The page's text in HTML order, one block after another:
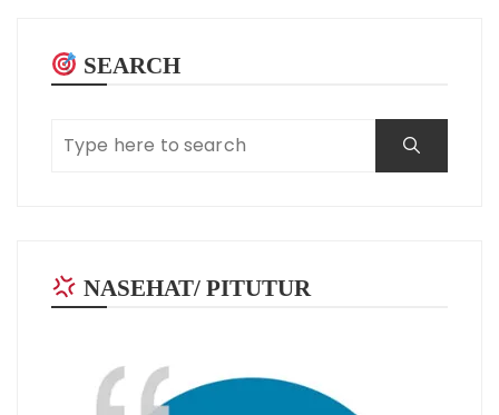
SEARCH
NASEHAT/ PITUTUR